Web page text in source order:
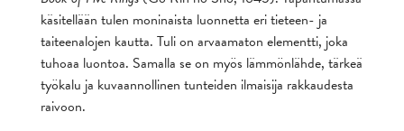
käsitellään tulen moninaista luonnetta eri tieteen- ja
taiteenalojen kautta. Tuli on arvaamaton elementti, joka
tuhoaa luontoa. Samalla se on myös lämmönlähde, tärkeä
työkalu ja kuvaannollinen tunteiden ilmaisija rakkaudesta
raivoon.